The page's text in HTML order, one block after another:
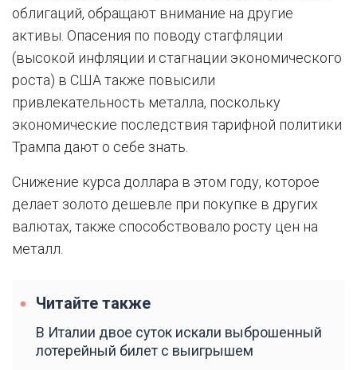
облигаций, обращают внимание на другие
активы. Опасения по поводу стагфляции
(высокой инфляции и стагнации экономического
роста) в США также повысили
привлекательность металла, поскольку
экономические последствия тарифной политики
Трампа дают о себе знать.
Снижение курса доллара в этом году, которое
делает золото дешевле при покупке в других
валютах, также способствовало росту цен на
металл.
Читайте также
В Италии двое суток искали выброшенный
лотерейный билет с выигрышем